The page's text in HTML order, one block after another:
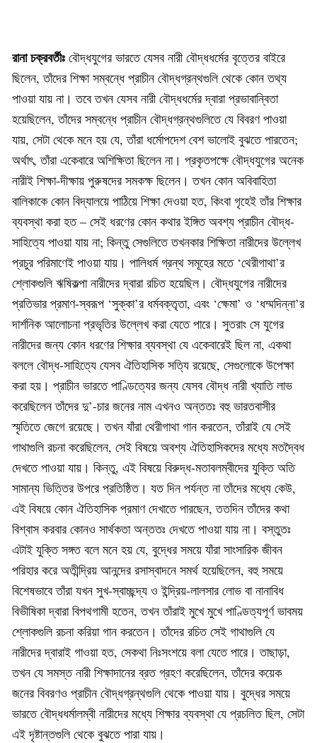
রানা চক্রবর্তীঃ বৌদ্ধযুগের ভারতে যেসব নারী বৌদ্ধধর্মের বৃত্তের বাইরে
ছিলেন, তাঁদের শিক্ষা সম্বন্ধে প্রাচীন বৌদ্ধগ্রন্থগুলি থেকে কোন তথ্য
পাওয়া যায় না। তবে তখন যেসব নারী বৌদ্ধধর্মের দ্বারা প্রভাবান্বিতা
হয়েছিলেন, তাঁদের সম্বন্ধে প্রাচীন বৌদ্ধগ্রন্থগুলিতে যে বিবরণ পাওয়া
যায়, সেটা থেকে মনে হয় যে, তাঁরা ধর্মোপদেশ বেশ ভালোই বুঝতে পারতেন;
অর্থাৎ, তাঁরা একেবারে অশিক্ষিতা ছিলেন না। প্রকৃতপক্ষে বৌদ্ধযুগের অনেক
নারীই শিক্ষা-দীক্ষায় পুরুষদের সমকক্ষ ছিলেন। তখন কোন অবিবাহিতা
বালিকাকে কোন বিদ্যালয়ে পাঠিয়ে শিক্ষা দেওয়া হত, কিংবা গৃহেই তাঁর শিক্ষার
ব্যবস্থা করা হত – সেই ধরণের কোন কথার ইঙ্গিত অবশ্য প্রাচীন বৌদ্ধ-
সাহিত্যে পাওয়া যায় না; কিন্তু সেগুলিতে তখনকার শিক্ষিতা নারীদের উল্লেখ
প্রচুর পরিমাণেই পাওয়া যায়। পালিধর্ম গ্রন্থ সমূহের মতে ‘থেরীগাথা’র
শ্লোকগুলি ঋষিকল্পা নারীদের দ্বারা রচিত হয়েছিল। বৌদ্ধযুগের নারীদের
প্রতিভার প্রমাণ-স্বরূপ ‘সুক্কা’র ধর্মবক্তৃতা, এবং ‘ক্ষেমা’ ও ‘ধম্মদিন্না’র
দার্শনিক আলোচনা প্রভৃতির উল্লেখ করা যেতে পারে। সুতরাং সে যুগের
নারীদের জন্য কোন ধরণের শিক্ষার ব্যবস্থা যে একেবারেই ছিল না, একথা
বললে বৌদ্ধ-সাহিত্যে যেসব ঐতিহাসিক সত্যি রয়েছে, সেগুলোকে উপেক্ষা
করা হয়। প্রাচীন ভারতে পাণ্ডিত্যের জন্য যেসব বৌদ্ধ নারী খ্যাতি লাভ
করেছিলেন তাঁদের দু’-চার জনের নাম এখনও অন্ততঃ বহু ভারতবাসীর
স্মৃতিতে জেগে রয়েছে। তখন যাঁরা থেরীগাথা গান করতেন, তাঁরাই যে সেই
গাথাগুলি রচনা করেছিলেন, সেই বিষয়ে অবশ্য ঐতিহাসিকদের মধ্যে মতদ্বৈধ
দেখতে পাওয়া যায়। কিন্তু, এই বিষয়ে বিরুদ্ধ-মতাবলম্বীদের যুক্তি অতি
সামান্য ভিত্তির উপরে প্রতিষ্ঠিত। যত দিন পর্যন্ত না তাঁদের মধ্যে কেউ,
এই বিষয়ে কোন ঐতিহাসিক প্রমাণ দেখাতে পারছেন, ততদিন তাঁদের কথা
বিশ্বাস করবার কোনও সার্থকতা অন্ততঃ দেখতে পাওয়া যায় না। বস্তুতঃ
এটাই যুক্তি সঙ্গত বলে মনে হয় যে, বুদ্ধের সময়ে যাঁরা সাংসারিক জীবন
পরিহার করে অতীন্দ্রিয় আনন্দের রসাস্বাদনে সমর্থ হয়েছিলেন, বহু সময়ে
বিশেষভাবে তাঁরা যখন সুখ-স্বাচ্ছন্দ্য ও ইন্দ্রিয়-লালসার লোভ বা নানাবিধ
বিভীষিকা দ্বারা বিপথগামী হতেন, তখন তাঁরাই মুখে মুখে পাণ্ডিত্যপূর্ণ ভাবময়
শ্লোকগুলি রচনা করিয়া গান করতেন। তাঁদের রচিত সেই গাথাগুলি যে
নারীদের দ্বারাই গাওয়া হত, সেকথা নিঃসংশয়ে বলা যেতে পারে। তাছাড়া,
তখন যে সমস্ত নারী শিক্ষাদানের ব্রত গ্রহণ করেছিলেন, তাঁদের কয়েক
জনের বিবরণও প্রাচীন বৌদ্ধগ্রন্থগুলি থেকে পাওয়া যায়। বুদ্ধের সময়ে
ভারতে বৌদ্ধধর্মালম্বী নারীদের মধ্যে শিক্ষার ব্যবস্থা যে প্রচলিত ছিল, সেটা
এই দৃষ্টান্তগুলি থেকে বুঝতে পারা যায়।